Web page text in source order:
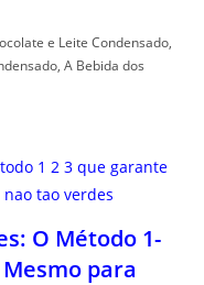
e Leite Condensado,
A Bebida dos
O Método 1-
para